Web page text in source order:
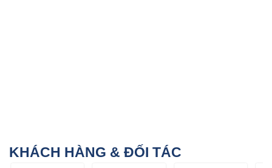
KHÁCH HÀNG & ĐỐI TÁC